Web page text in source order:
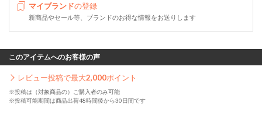
マイブランドの登録
新商品やセール等、ブランドのお得な情報をお送りします
このアイテムへのお客様の声
レビュー投稿で最大2,000ポイント
※投稿は（対象商品の）ご購入者のみ可能
※投稿可能期間は商品出荷48時間後から30日間です